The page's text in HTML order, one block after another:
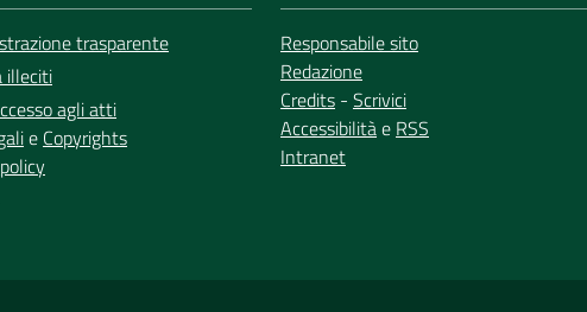
trasparente
illeciti
agli atti
e Copyrights
Responsabile sito
Redazione
Credits - Scrivici
Accessibilitàe RSS
Intranet